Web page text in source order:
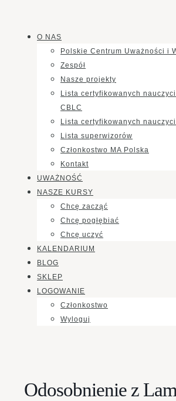
O NAS
Polskie Centrum Uważności i
Zespół
Nasze projekty
Lista certyfikowanych
CBLC
Lista certyfikowanych
Lista superwizorów
Członkostwo MA Polska
Kontakt
UWAŻNOŚĆ
NASZE KURSY
Chcę zacząć
Chcę pogłębiać
Chcę uczyć
KALENDARIUM
BLOG
SKLEP
LOGOWANIE
Członkostwo
Wyloguj
Odosobnienie z